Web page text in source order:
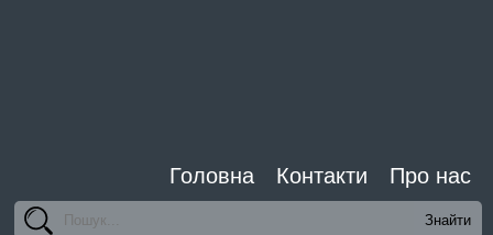
Головна Контакти Про нас